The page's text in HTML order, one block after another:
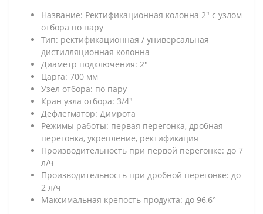
Название: Ректификационная колонна 2" с узлом
отбора по пару
Тип: ректификационная / универсальная
дистилляционная колонна
Диаметр подключения: 2"
Царга: 700 мм
Узел отбора: по пару
Кран узла отбора: 3/4"
Дефлегматор: Димрота
Режимы работы: первая перегонка, дробная
перегонка, укрепление, ректификация
Производительность при первой перегонке: до 7
л/ч
Производительность при дробной перегонке: до
2 л/ч
Максимальная крепость продукта: до 96,6°